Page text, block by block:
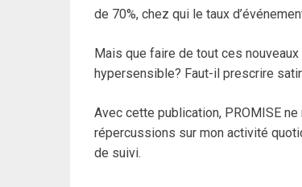
de 70%, chez qui le taux
Mais que faire de tout ces
hypersensible? Faut-il prescrire
Avec cette publication, PROMISE
répercussions sur mon activité
de suivi.